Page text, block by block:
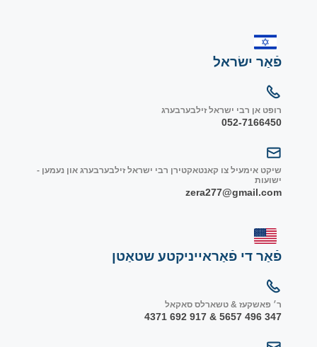
פֿאַר ישׂראל
רופט אן רבי ישראל זילבערבערג
052-7166450
שיקט אימעיל צו קאנטאקטירן רבי ישראל זילבערבערג און נעמען -
ישועות
zera277@gmail.com
פֿאַר די פֿאַראייניקטע שטאַטן
ר׳ פאשקעז & טשארלס סאקאל
347 496 5657 & 917 692 4371